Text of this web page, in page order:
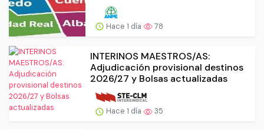
Hace 1 día 78
INTERINOS MAESTROS/AS:
Adjudicación provisional destinos
2026/27 y Bolsas actualizadas
Hace 1 día 35